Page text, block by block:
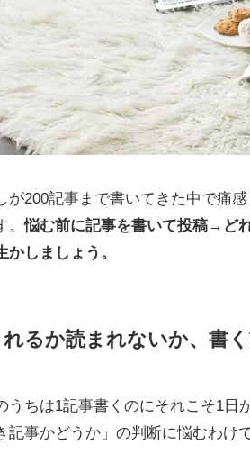
が200記事まで書いてきた中で痛
。悩む前に記事を書いて投稿→ど
かしましょう。
るか読まれないか、書
うちは1記事書くのにそれこそ1日
記事かどうか」の判断に悩むわけで